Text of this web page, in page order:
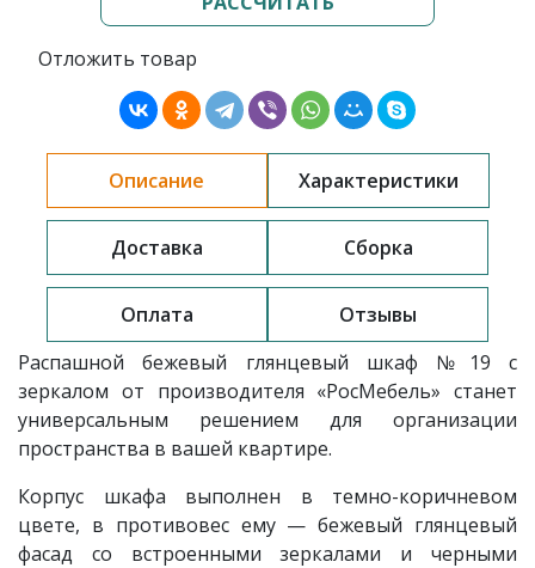
Отложить товар
Описание Характеристики
Доставка Сборка
Оплата
Отзывы
Распашнойбежевый глянцевый шкаф №19 с
зеркалом от производителя «РосМебель» станет
универсальным решением для организации
пространства в вашей квартире.
Корпус шкафа выполнен в темно-коричневом
цвете, в противовес ему — бежевый глянцевый
фасад со встроенными зеркалами и черными